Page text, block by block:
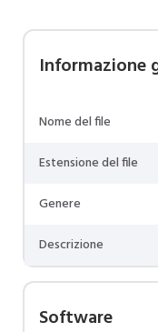
Informazione
Nome del file
Estensione del file
Genere
Descrizione
Software